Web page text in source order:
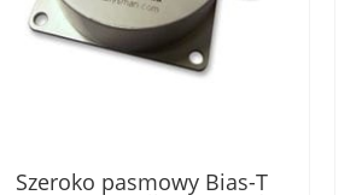
Szeroko pasmowy Bias-T